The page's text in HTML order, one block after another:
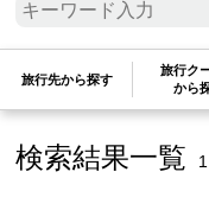
旅行先から探す
旅行ク
から
焼肉・バーベキュー
検索結果一覧